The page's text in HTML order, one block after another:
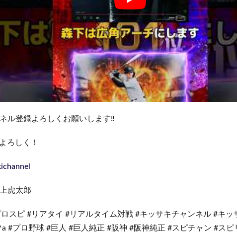
ル登録よろしくお願いします‼️
ろしく！
虎太郎
スピ #リアタイ #リアルタイム対戦 #キッサキチャンネル #キッ
#プロ野球 #巨人 #巨人純正 #阪神 #阪神純正 #スピチャン #スピ